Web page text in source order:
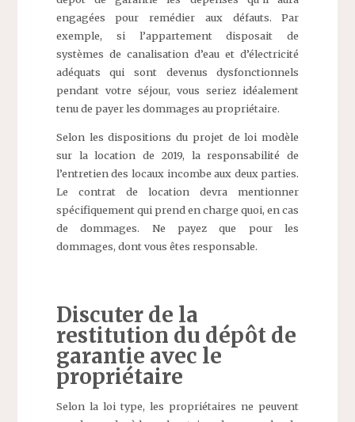
engagées pour remédier aux défauts. Par
exemple, si l’appartement disposait de
systèmes de canalisation d’eau et d’électricité
adéquats qui sont devenus dysfonctionnels
pendant votre séjour, vous seriez idéalement
tenu de payer les dommages au propriétaire.
Selon les dispositions du projet de loi modèle
sur la location de 2019, la responsabilité de
l’entretien des locaux incombe aux deux parties.
Le contrat de location devra mentionner
spécifiquement qui prend en charge quoi, en cas
de dommages. Ne payez que pour les
dommages, dont vous êtes responsable.
Discuter de la
restitution du dépôt de
garantie avec le
propriétaire
Selon la loi type, les propriétaires ne peuvent